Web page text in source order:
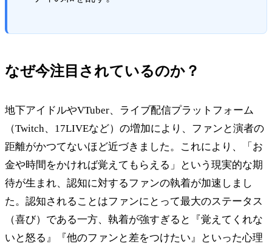
なぜ今注目されているのか？
地下アイドルやVTuber、ライブ配信プラットフォーム
（Twitch、17LIVEなど）の増加により、ファンと演者の
距離がかつてないほど近づきました。これにより、「お
金や時間をかければ覚えてもらえる」という現実的な期
待が生まれ、認知に対するファンの執着が加速しまし
た。認知されることはファンにとって最大のステータス
（喜び）である一方、執着が強すぎると『覚えてくれな
いと怒る』『他のファンと差をつけたい』といった心理